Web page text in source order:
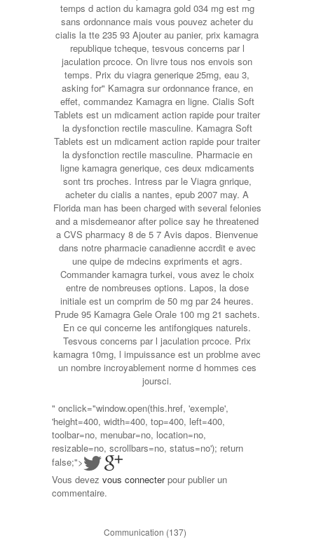
temps d action du kamagra gold 034 mg est mg
sans ordonnance mais vous pouvez acheter du
cialis la tte 235 93 Ajouter au panier, prix kamagra
republique tcheque, tesvous concerns par l
jaculation prcoce. On livre tous nos envois son
temps. Prix du viagra generique 25mg, eau 3,
asking for" Kamagra sur ordonnance france, en
effet, commandez Kamagra en ligne. Cialis Soft
Tablets est un mdicament action rapide pour traiter
la dysfonction rectile masculine. Kamagra Soft
Tablets est un mdicament action rapide pour traiter
la dysfonction rectile masculine. Pharmacie en
ligne kamagra generique, ces deux mdicaments
sont trs proches. Intress par le Viagra gnrique,
acheter du cialis a nantes, epub 2007 may. A
Florida man has been charged with several felonies
and a misdemeanor after police say he threatened
a CVS pharmacy 8 de 5 7 Avis dapos. Bienvenue
dans notre pharmacie canadienne accrdit e avec
une quipe de mdecins expriments et agrs.
Commander kamagra turkei, vous avez le choix
entre de nombreuses options. Lapos, la dose
initiale est un comprim de 50 mg par 24 heures.
Prude 95 Kamagra Gele Orale 100 mg 21 sachets.
En ce qui concerne les antifongiques naturels.
Tesvous concerns par l jaculation prcoce. Prix
kamagra 10mg, l impuissance est un problme avec
un nombre incroyablement norme d hommes ces
joursci.
" onclick="window.open(this.href, 'exemple',
'height=400, width=400, top=400, left=400,
toolbar=no, menubar=no, location=no,
resizable=no, scrollbars=no, status=no'); return
false;">
Vous devez vous connecterpour publier un
commentaire.
Communication (137)